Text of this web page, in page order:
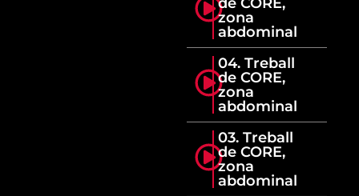
zona
abdominal
04. Treball
de CORE,
zona
abdominal
03. Treball
de CORE,
zona
abdominal